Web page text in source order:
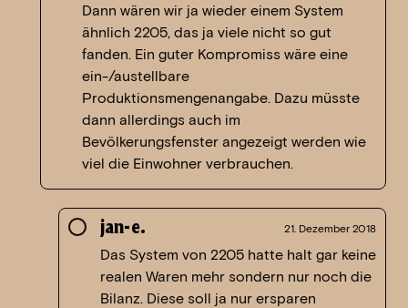
Dann wären wir ja wieder einem System
ähnlich 2205, das ja viele nicht so gut
fanden. Ein guter Kompromiss wäre eine
ein-/austellbare
Produktionsmengenangabe. Dazu müsste
dann allerdings auch im
Bevölkerungsfenster angezeigt werden wie
viel die Einwohner verbrauchen.
jan-e. 21. Dezember 2018
Das System von 2205 hatte halt gar keine
realen Waren mehr sondern nur noch die
Bilanz. Diese soll ja nur ersparen